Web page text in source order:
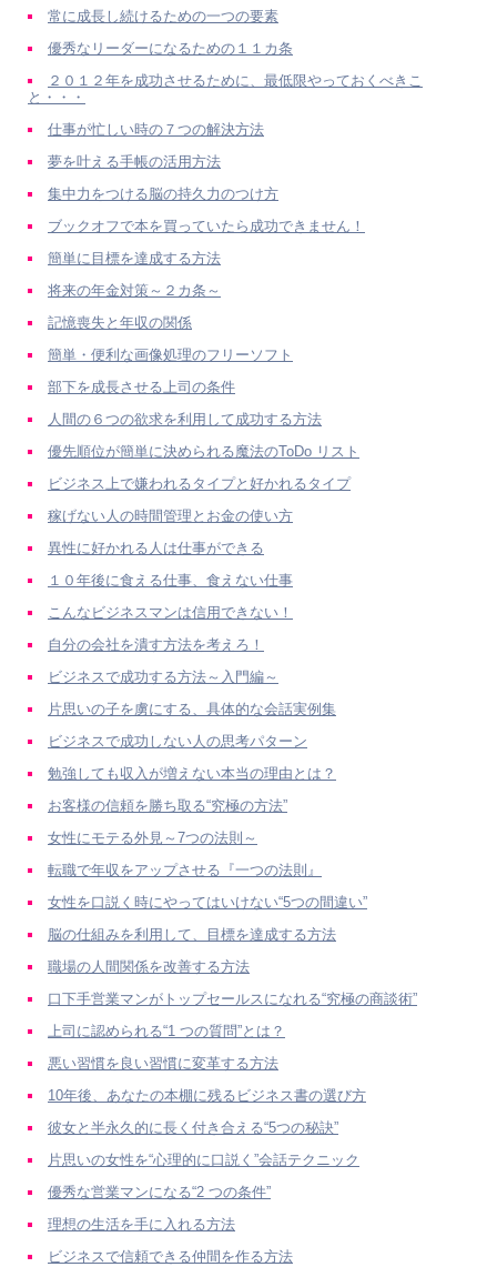
常に成長し続けるための一つの要素
優秀なリーダーになるための１１カ条
２０１２年を成功させるために、最低限やっておくべきこ
と・・・
仕事が忙しい時の７つの解決方法
夢を叶える手帳の活用方法
集中力をつける脳の持久力のつけ方
ブックオフで本を買っていたら成功できません！
簡単に目標を達成する方法
将来の年金対策～２カ条～
記憶喪失と年収の関係
簡単・便利な画像処理のフリーソフト
部下を成長させる上司の条件
人間の６つの欲求を利用して成功する方法
優先順位が簡単に決められる魔法のToDo リスト
ビジネス上で嫌われるタイプと好かれるタイプ
稼げない人の時間管理とお金の使い方
異性に好かれる人は仕事ができる
１０年後に食える仕事、食えない仕事
こんなビジネスマンは信用できない！
自分の会社を潰す方法を考えろ！
ビジネスで成功する方法～入門編～
片思いの子を虜にする、具体的な会話実例集
ビジネスで成功しない人の思考パターン
勉強しても収入が増えない本当の理由とは？
お客様の信頼を勝ち取る“究極の方法”
女性にモテる外見～7つの法則～
転職で年収をアップさせる『一つの法則』
女性を口説く時にやってはいけない“5つの間違い”
脳の仕組みを利用して、目標を達成する方法
職場の人間関係を改善する方法
口下手営業マンがトップセールスになれる“究極の商談術”
上司に認められる“1 つの質問”とは？
悪い習慣を良い習慣に変革する方法
10年後、あなたの本棚に残るビジネス書の選び方
彼女と半永久的に長く付き合える“5つの秘訣”
片思いの女性を“心理的に口説く”会話テクニック
優秀な営業マンになる“2 つの条件”
理想の生活を手に入れる方法
ビジネスで信頼できる仲間を作る方法